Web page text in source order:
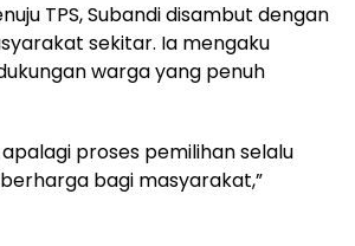
TPS, Subandi disambut dengan
sekitar. Ia mengaku
warga yang penuh
apalagi proses pemilihan selalu
bagi masyarakat,”